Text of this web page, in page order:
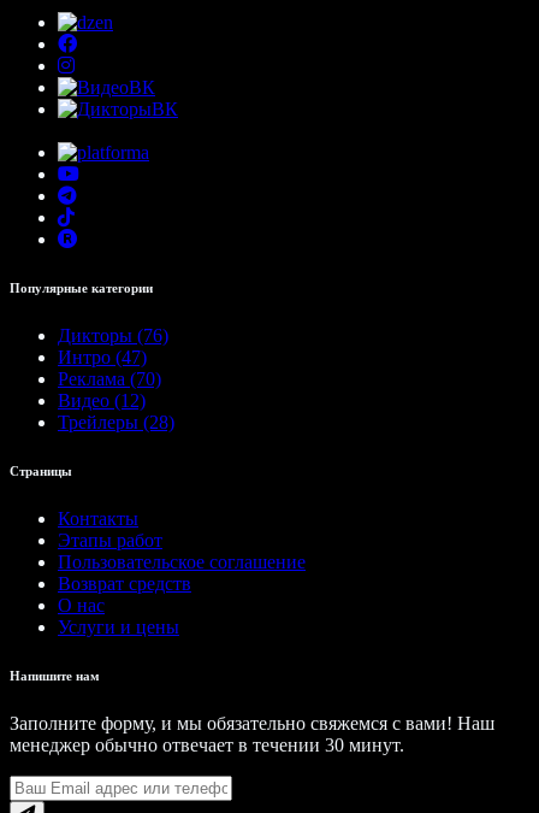
Популярные категории
Дикторы (76)
Интро (47)
Реклама (70)
Видео (12)
Трейлеры (28)
Страницы
Контакты
Этапы работ
Пользовательское соглашение
Возврат средств
О нас
Услуги и цены
Напишите нам
Заполните форму, и мы обязательно свяжемся с вами! Наш
менеджер обычно отвечает в течении 30 минут.